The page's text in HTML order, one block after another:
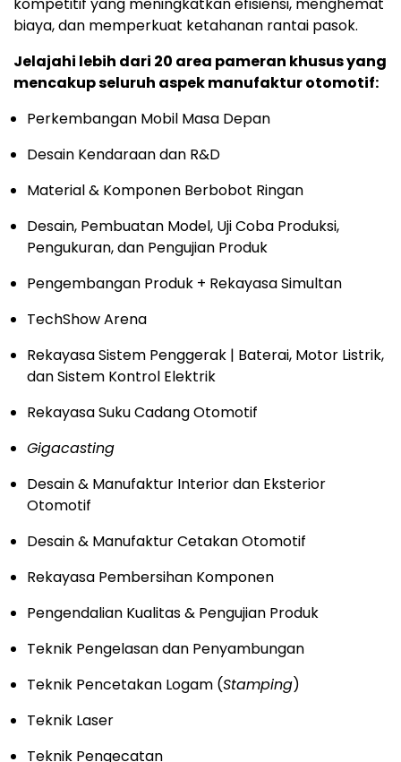
kompetitif yang meningkatkan efisiensi, menghemat
biaya, dan memperkuat ketahanan rantai pasok.
Jelajahi lebih dari 20 area pameran khusus yang
mencakup seluruh aspek manufaktur otomotif:
Perkembangan Mobil Masa Depan
Desain Kendaraan dan R&D
Material & Komponen Berbobot Ringan
Desain, Pembuatan Model, Uji Coba Produksi,
Pengukuran, dan Pengujian Produk
Pengembangan Produk + Rekayasa Simultan
TechShow Arena
Rekayasa Sistem Penggerak | Baterai, Motor Listrik,
dan Sistem Kontrol Elektrik
Rekayasa Suku Cadang Otomotif
Gigacasting
Desain & Manufaktur Interior dan Eksterior
Otomotif
Desain & Manufaktur Cetakan Otomotif
Rekayasa Pembersihan Komponen
Pengendalian Kualitas & Pengujian Produk
Teknik Pengelasan dan Penyambungan
Teknik Pencetakan Logam (Stamping)
Teknik Laser
Teknik Pengecatan